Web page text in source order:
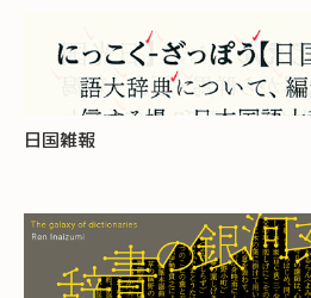
日国雑報